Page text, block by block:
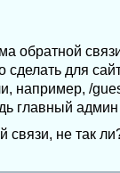
обратной
для
например, /
главный
не так